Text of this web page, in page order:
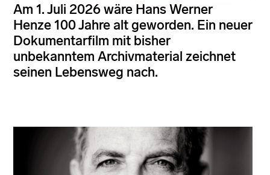
Am 1. Juli 2026 wäre Hans Werner
Henze 100 Jahre alt geworden. Ein neuer
Dokumentarfilm mit bisher
unbekanntem Archivmaterial zeichnet
seinen Lebensweg nach.